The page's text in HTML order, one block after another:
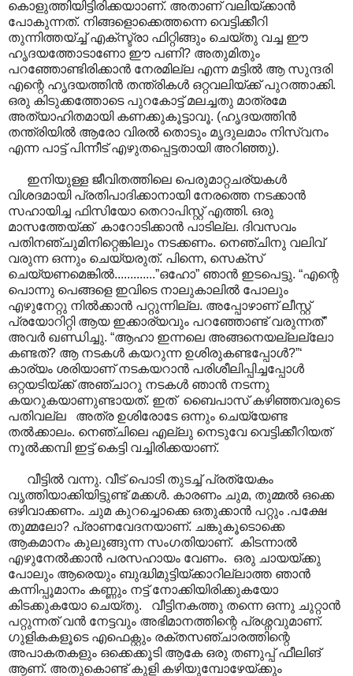
കൊളുത്തിയിട്ടിരിക്കയാ‍ാണ്. അതാണ് വലിയ്ക്കാൻ
പോകുന്നത്. നിങ്ങളൊക്കെത്തന്നെ വെട്ടിക്കീറി
തുന്നിത്തയ്ച്ച് എക്സ്ട്രാ ഫിറ്റിങ്ങും ചെയ്തു വച്ച ഈ
ഹൃദയത്തോടാണോ ഈ പണി? അതുമിതും
പറഞ്ഞോണ്ടിരിക്കാൻ നേരമില്ല എന്ന മട്ടിൽ ആ സുന്ദരി
എന്റെ ഹൃദയത്തിൻ തന്ത്രികൾ ഒറ്റവലിയ്ക്ക് പുറത്താക്കി.
ഒരു കിടുക്കത്തോടെ പുറകോട്ട് മലച്ചതു മാത്രമേ
അത്യാഹിതമായി കണക്കുകൂട്ടാവൂ. (ഹൃദയത്തിൻ
തന്ത്രിയിൽ ആരോ വിരൽ തൊടും മൃദുലമാം നിസ്വനം
എന്ന പാട്ട് പിന്നീട് എഴുതപ്പെട്ടതായി അറിഞ്ഞു).
ഇനിയുള്ള ജീവിതത്തിലെ പെരുമാറ്റചര്യകൾ
വിശദമായി പ്രതിപാദിക്കാനായി നേരത്തെ നടക്കാൻ
സഹായിച്ച ഫിസിയോ തെറാപിസ്റ്റ് എത്തി. ഒരു
മാസത്തേയ്ക്ക് കാറോടിക്കാൻ പാടില്ല. ദിവസവം
പതിനഞ്ചുമിനിറ്റെങ്കിലും നടക്കണം. നെഞ്ചിനു വലിവ്
വരുന്ന ഒന്നും ചെയ്യരുത്. പിന്നെ, സെക്സ്
ചെയ്യണമെങ്കിൽ.............”ഒഹോ” ഞാൻ ഇടപെട്ടു. “എന്റെ
പൊന്നു പെങ്ങളെ ഇവിടെ നാലുകാലിൽ പോലും
എഴുനേറ്റു നിൽക്കാൻ പറ്റുന്നില്ല. അപ്പോഴാണ് ലീസ്റ്റ്
പ്രയോറിറ്റി ആയ ഇക്കാര്യവും പറഞ്ഞോണ്ട് വരുന്നത്”
അവർ ഖണ്ഡിച്ചു. “ആഹാ ഇന്നലെ അങ്ങനെയല്ലല്ലോ
കണ്ടത്? ആ നടകൾ കയറുന്ന ഉശിരുകണ്ടപ്പോൾ?”‘
കാര്യം ശരിയാണ് നടകയറാൻ പരിശീലിപ്പിച്ചപ്പോൾ
ഒറ്റയടിയ്ക്ക് അഞ്ചാറു നടകൾ ഞാൻ നടന്നു
കയറുകയാണുണ്ടായത്. ഇത് ബൈപാസ് കഴിഞ്ഞവരുടെ
പതിവല്ല അത്ര ഉശിരോടേ ഒന്നും ചെയ്യേണ്ട
തൽക്കാലം. നെഞ്ചിലെ എല്ലു നെടുവേ വെട്ടിക്കീറിയത്
നൂൽക്കമ്പി ഇട്ട് കെട്ടി വച്ചിരിക്കയാണ്.
വീട്ടിൽ വന്നു. വീട് പൊടി തുടച്ച് പ്രത്യേകം
വൃത്തിയാക്കിയിട്ടുണ്ട് മക്കൾ. കാരണം ചുമ, തുമ്മൽ ഒക്കെ
ഒഴിവാക്കണം. ചുമ കുറച്ചൊക്കെ ഒതുക്കാൻ പറ്റും .പക്ഷേ
തുമ്മലോ? പ്രാണവേദനയാണ്. ചങ്കുകൂടൊക്കെ
ആകമാനം കുലുങ്ങുന്ന സംഗതിയാണ്. കിടന്നാൽ
എഴുനേൽക്കാൻ പരസഹായം വേണം. ഒരു ചായയ്ക്കു
പോലും ആരെയും ബുദ്ധിമുട്ടിയ്ക്കാറില്ലാത്ത ഞാൻ
കന്നിപ്പൂമാനം കണ്ണും നട്ട് നോക്കിയിരിക്കുകയോ
കിടക്കുകയോ ചെയ്തു. വീട്ടിനകത്തു തന്നെ ഒന്നു ചുറ്റാൻ
പറ്റുന്നത് വൻ നേട്ടവും അഭിമാനത്തിന്റെ പ്രശ്നവുമാണ്.
ഗുളികകളൂടെ എഫെക്റ്റും രക്തസഞ്ചാരത്തിന്റെ
അപാകതകളും ഒക്കെക്കൂടി ആകേ ഒരു തണുപ്പ് ഫീലിങ്
ആണ്. അതുകൊണ്ട് കുളി കഴിയുമ്പോഴേയ്ക്കും